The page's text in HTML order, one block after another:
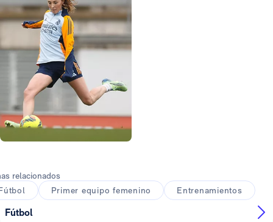
relacionados
Primer equipo femenino Entrenamientos
Fútbol